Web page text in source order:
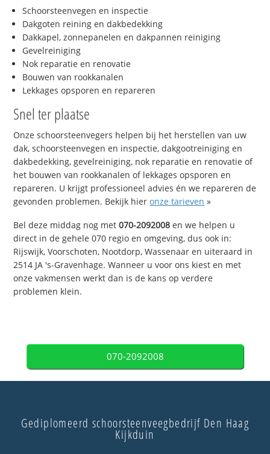
Schoorsteenvegen en inspectie
Dakgoten reining en dakbedekking
Dakkapel, zonnepanelen en dakpannen reiniging
Gevelreiniging
Nok reparatie en renovatie
Bouwen van rookkanalen
Lekkages opsporen en repareren
Snel ter plaatse
Onze schoorsteenvegers helpen bij het herstellen van uw
dak, schoorsteenvegen en inspectie, dakgootreiniging en
dakbedekking, gevelreiniging, nok reparatie en renovatie of
het bouwen van rookkanalen of lekkages opsporen en
repareren. U krijgt professioneel advies én we repareren de
gevonden problemen. Bekijk hieronze tarieven »
Bel deze middag nog met070-2092008 en we helpen u
direct in de gehele 070 regio en omgeving, dus ook in:
Rijswijk, Voorschoten, Nootdorp, Wassenaar en uiteraard in
2514 JA 's-Gravenhage. Wanneer u voor ons kiest en met
onze vakmensen werkt dan is de kans op verdere
problemen klein.
070-2092008
Gediplomeerd schoorsteenveegbedrijf Den Haag
Kijkduin